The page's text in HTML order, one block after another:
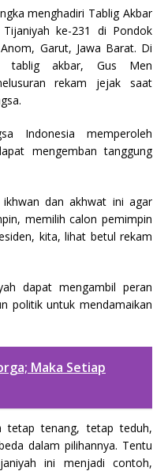
menghadiri Tablig Akbar
ke-231 di Pondok
Garut, Jawa Barat. Di
tablig akbar, Gus Men
rekam jejak saat
Indonesia memperoleh
mengemban tanggung
ikhwan dan akhwat ini agar
memilih calon pemimpin
kita, lihat betul rekam
dapat mengambil peran
politik untuk mendamaikan
Maka Setiap
tetap tenang, tetap teduh,
dalam pilihannya. Tentu
ini menjadi contoh,